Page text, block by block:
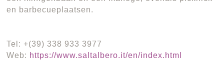
en barbecueplaatsen.
Tel: +(39) 338 933 3977
Web: https://www.saltalbero.it/en/index.html